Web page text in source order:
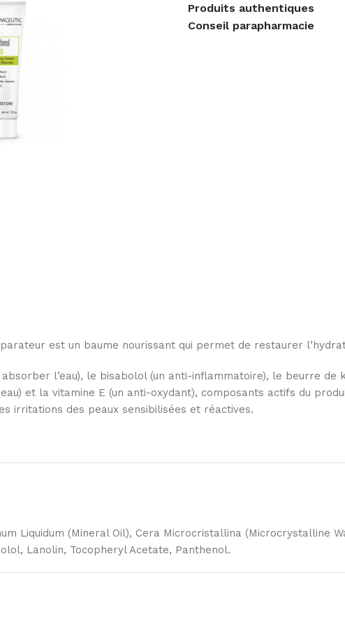
Produits authentiques
Conseil parapharmacie
est un baume nourissant qui permet de restaurer
l’eau), le bisabolol (un anti-inflammatoire), le beurre
et la vitamine E (un anti-oxydant), composants actifs du
irritations des peaux sensibilisées et réactives.
Liquidum (Mineral Oil), Cera Microcristallina (Microcrystalline
Lanolin, Tocopheryl Acetate, Panthenol.